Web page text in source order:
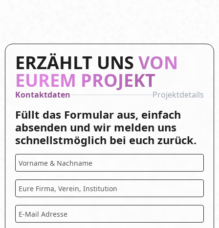
ERZÄHLT UNS VON
EUREM PROJEKT
Kontaktdaten Projektdetails
Füllt das Formular aus, einfach
absenden und wir melden uns
schnellstmöglich bei euch zurück.
Name
*
Firma
*
Email
*